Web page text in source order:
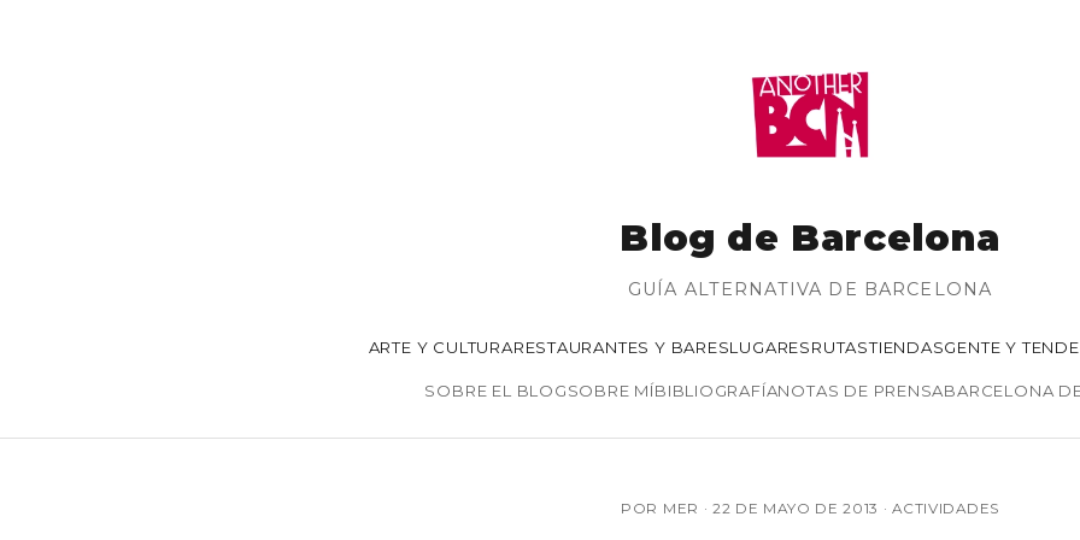
Blog de Barcelona
GUÍA ALTERNATIVA DE BARCELONA
ARTE Y CULTURARESTAURANTES Y BARESLUGARESRUTASTIENDASGENTE Y
SOBRE EL BLOGSOBRE MÍBIBLIOGRAFÍANOTAS DE PRENSABARCELONA
POR MER ·22 DE MAYO DE 2013 ·ACTIVIDADES